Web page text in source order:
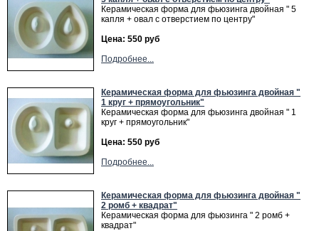
Керамическая форма для фьюзинга двойная " 5
капля + овал с отверстием по центру"
Цена: 550 руб
Подробнее...
Керамическая форма для фьюзинга двойная "
1 круг + прямоугольник"
Керамическая форма для фьюзинга двойная " 1
круг + прямоугольник"
Цена: 550 руб
Подробнее...
Керамическая форма для фьюзинга двойная "
2 ромб + квадрат"
Керамическая форма для фьюзинга " 2 ромб +
квадрат"